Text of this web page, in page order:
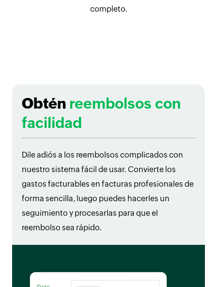
completo.
Obtén reembolsos con
facilidad
Dile adiós a los reembolsos complicados con
nuestro sistema fácil de usar. Convierte los
gastos facturables en facturas profesionales de
forma sencilla, luego puedes hacerles un
seguimiento y procesarlas para que el
reembolso sea rápido.